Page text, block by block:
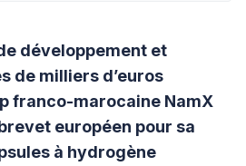
développement et
de milliers d’euros
franco-marocaine NamX
européen pour sa
à hydrogène